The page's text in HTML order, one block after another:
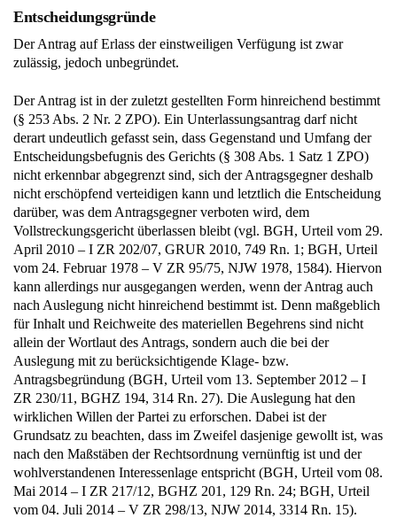
Entscheidungsgründe
Der Antrag auf Erlass der einstweiligen Verfügung ist zwar
zulässig, jedoch unbegründet.
Der Antrag ist in der zuletzt gestellten Form hinreichend bestimmt
(§ 253 Abs. 2 Nr. 2 ZPO). Ein Unterlassungsantrag darf nicht
derart undeutlich gefasst sein, dass Gegenstand und Umfang der
Entscheidungsbefugnis des Gerichts (§ 308 Abs. 1 Satz 1 ZPO)
nicht erkennbar abgegrenzt sind, sich der Antragsgegner deshalb
nicht erschöpfend verteidigen kann und letztlich die Entscheidung
darüber, was dem Antragsgegner verboten wird, dem
Vollstreckungsgericht überlassen bleibt (vgl. BGH, Urteil vom 29.
April 2010 – I ZR 202/07, GRUR 2010, 749 Rn. 1; BGH, Urteil
vom 24. Februar 1978 – V ZR 95/75, NJW 1978, 1584). Hiervon
kann allerdings nur ausgegangen werden, wenn der Antrag auch
nach Auslegung nicht hinreichend bestimmt ist. Denn maßgeblich
für Inhalt und Reichweite des materiellen Begehrens sind nicht
allein der Wortlaut des Antrags, sondern auch die bei der
Auslegung mit zu berücksichtigende Klage- bzw.
Antragsbegründung (BGH, Urteil vom 13. September 2012 – I
ZR 230/11, BGHZ 194, 314 Rn. 27). Die Auslegung hat den
wirklichen Willen der Partei zu erforschen. Dabei ist der
Grundsatz zu beachten, dass im Zweifel dasjenige gewollt ist, was
nach den Maßstäben der Rechtsordnung vernünftig ist und der
wohlverstandenen Interessenlage entspricht (BGH, Urteil vom 08.
Mai 2014 – I ZR 217/12, BGHZ 201, 129 Rn. 24; BGH, Urteil
vom 04. Juli 2014 – V ZR 298/13, NJW 2014, 3314 Rn. 15).